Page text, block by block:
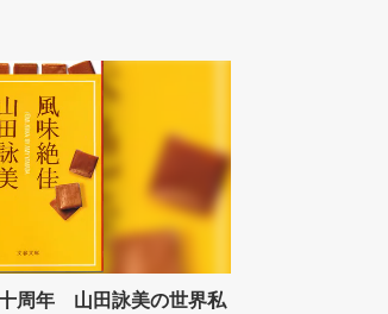
十周年 山田詠美の世界私